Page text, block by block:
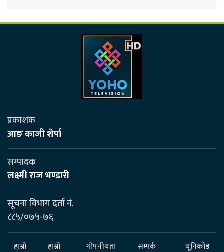
प्रकाशक
आङ काजी शेर्पा
सम्पादक
लक्ष्मी राज भण्डारी
सूचना विभाग दर्ता नं.
८८५/०७५-७६
हाम्रो
हाम्रो
गोपनीयता
सम्पर्क
यूनिकोड